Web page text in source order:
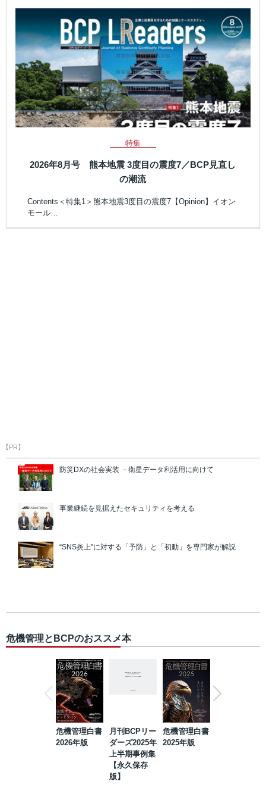
特集
2026年8月号 熊本地震 3度目の震度7／BCP見直し
の潮流
Contents＜特集1＞熊本地震3度目の震度7【Opinion】イオン
モール…
【PR】
防災DXの社会実装 －衛星データ利活用に向けて
事業継続を見据えたセキュリティを考える
“SNS炎上”に対する「予防」と「初動」を専門家が解説
危機管理とBCPのおススメ本
危機管理白書
2026年版
月刊BCPリー
ダーズ2025年
上半期事例集
【永久保存
版】
危機管理白書
2025年版